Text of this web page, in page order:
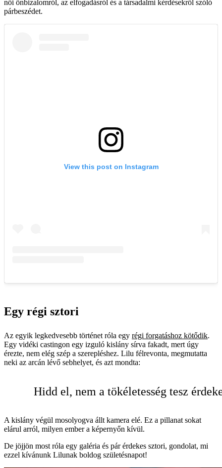
női önbizalomról, az elfogadásról és a társadalmi kérdésekről szóló
párbeszédet.
Egy régi sztori
Az egyik legkedvesebb történet róla egy régi forgatáshoz kötődik.
Egy vidéki castingon egy izguló kislány sírva fakadt, mert úgy
érezte, nem elég szép a szerepléshez. Lilu félrevonta, megmutatta
neki az arcán lévő sebhelyet, és azt mondta:
Hidd el, nem a tökéletesség tesz
A kislány végül mosolyogva állt kamera elé. Ez a pillanat sokat
elárul arról, milyen ember a képernyőn kívül.
De jöjjön most róla egy galéria és pár érdekes sztori, gondolat, mi
ezzel kívánunk Lilunak boldog születésnapot!